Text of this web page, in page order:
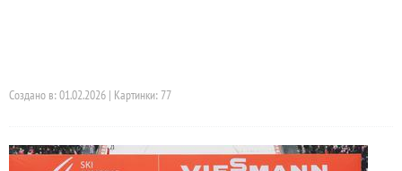
Создано в: 01.02.2026 | Картинки: 77